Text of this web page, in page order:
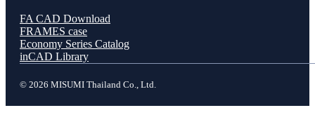
FA CAD Download
FRAMES case
Economy Series Catalog
inCAD Library
© 2026 MISUMI Thailand Co., Ltd.